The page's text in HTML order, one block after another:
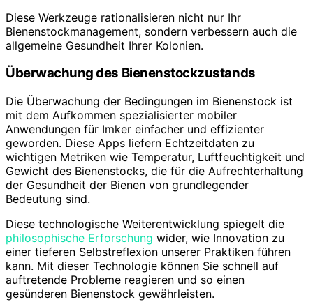
Diese Werkzeuge rationalisieren nicht nur Ihr
Bienenstockmanagement, sondern verbessern auch die
allgemeine Gesundheit Ihrer Kolonien.
Überwachung des Bienenstockzustands
Die Überwachung der Bedingungen im Bienenstock ist
mit dem Aufkommen spezialisierter mobiler
Anwendungen für Imker einfacher und effizienter
geworden. Diese Apps liefern Echtzeitdaten zu
wichtigen Metriken wie Temperatur, Luftfeuchtigkeit und
Gewicht des Bienenstocks, die für die Aufrechterhaltung
der Gesundheit der Bienen von grundlegender
Bedeutung sind.
Diese technologische Weiterentwicklung spiegelt die
philosophische Erforschung wider, wie Innovation zu
einer tieferen Selbstreflexion unserer Praktiken führen
kann. Mit dieser Technologie können Sie schnell auf
auftretende Probleme reagieren und so einen
gesünderen Bienenstock gewährleisten.